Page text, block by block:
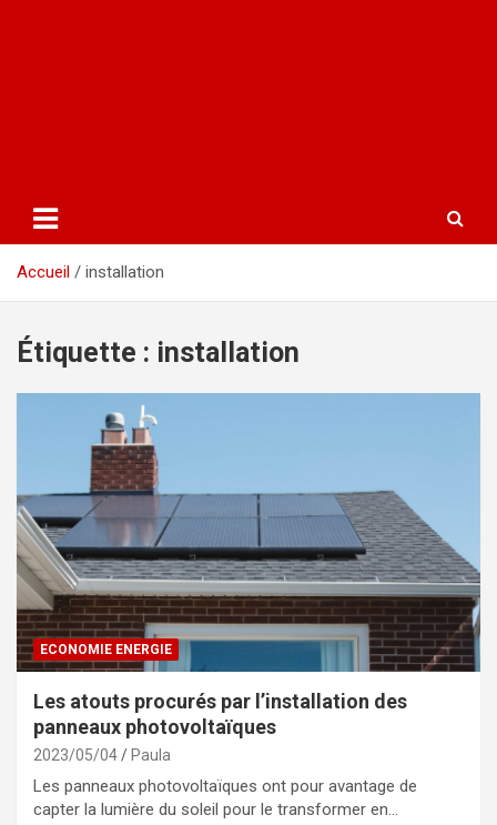
Accueil installation
Étiquette : installation
ECONOMIE ENERGIE
Les atouts procurés par l’installation des
panneaux photovoltaïques
2023/05/04 Paula
Les panneaux photovoltaïques ont pour avantage de
capter la lumière du soleil pour le transformer en…